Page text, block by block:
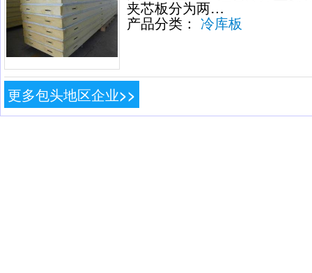
夹芯板分为两…
产品分类： 冷库板
更多包头地区企业>>